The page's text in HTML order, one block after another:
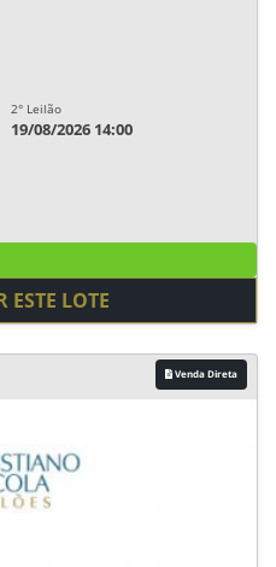
2° Leilão
19/08/2026 14:00
ESTE LOTE
Venda Direta